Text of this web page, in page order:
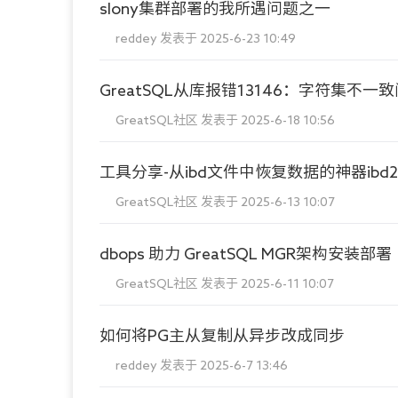
slony集群部署的我所遇问题之一
reddey 发表于 2025-6-23 10:49
GreatSQL从库报错13146：字符集不一致
GreatSQL社区 发表于 2025-6-18 10:56
工具分享-从ibd文件中恢复数据的神器
GreatSQL社区 发表于 2025-6-13 10:07
dbops 助力 GreatSQL MGR架构安装部署
GreatSQL社区 发表于 2025-6-11 10:07
如何将PG主从复制从异步改成同步
reddey 发表于 2025-6-7 13:46